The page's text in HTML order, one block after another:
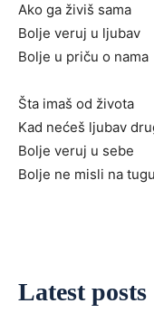
Ako ga živiš sama
Bolje veruj u ljubav
Bolje u priču o nama
Šta imaš od života
Kad nećeš ljubav
Bolje veruj u sebe
Bolje ne misli na tugu
Latest posts